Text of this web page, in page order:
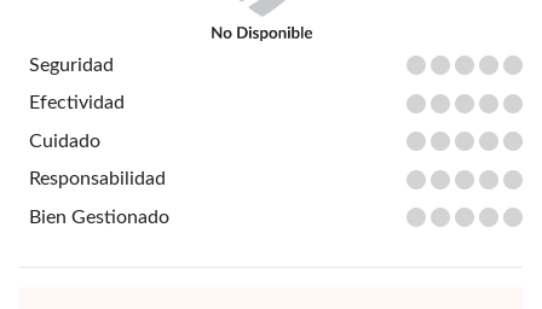
Seguridad
Efectividad
Cuidado
Responsabilidad
Bien Gestionado